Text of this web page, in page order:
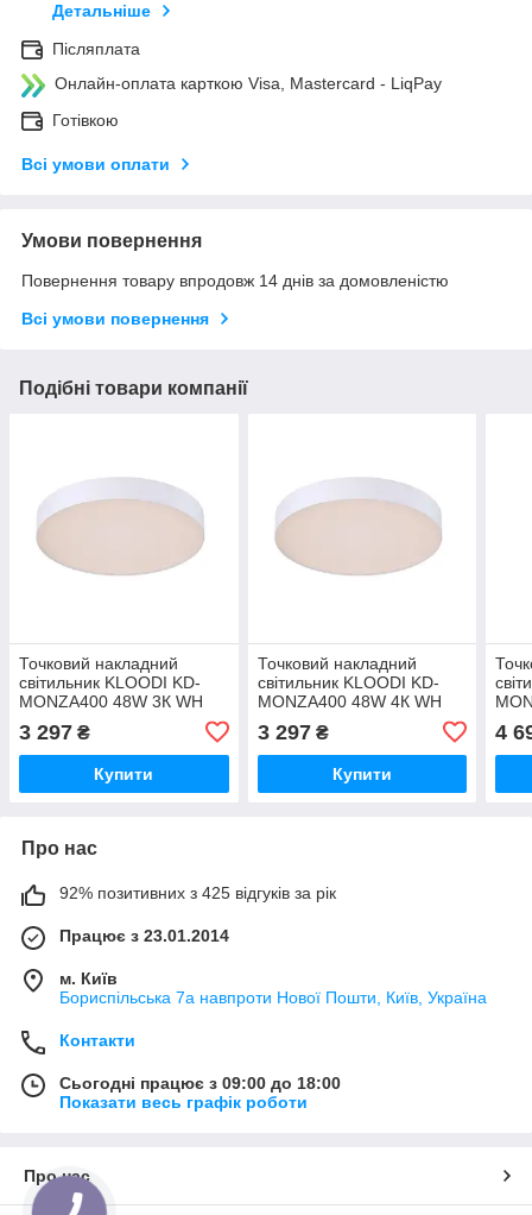
Детальніше
Післяплата
Онлайн-оплата карткою Visa, Mastercard - LiqPay
Готівкою
Всі умови оплати
Умови повернення
Повернення товару впродовж 14 днів за домовленістю
Всі умови повернення
Подібні товари компанії
Точковий накладний
світильник KLOODI KD-
MONZA400 48W 3К WH
3 297 ₴
Купити
Точковий накладний
світильник KLOODI KD-
MONZA400 48W 4К WH
3 297₴
Купити
4
Про нас
92% позитивних з 425 відгуків за рік
Працює з 23.01.2014
м. Київ
Бориспільська 7а навпроти Нової Пошти, Київ, Україна
Контакти
Сьогодні працює з 09:00 до 18:00
Показати весь графік роботи
Про нас